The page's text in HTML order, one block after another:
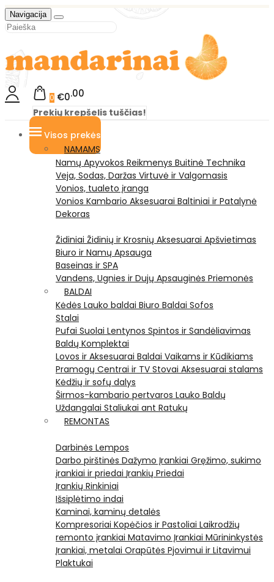
Navigacija
0 €0 00
Prekių krepšelis tuščias!
Visos prekės
NAMAMS
Namų Apyvokos Reikmenys Buitinė Technika
Veja, Sodas, Daržas Virtuvė ir Valgomasis
Vonios, tualeto įranga
Vonios Kambario Aksesuarai Baltiniai ir Patalynė
Dekoras
Židiniai Židinių ir Krosnių Aksesuarai Apšvietimas
Biuro ir Namų Apsauga
Baseinas ir SPA
Vandens, Ugnies ir Dujų Apsauginės Priemonės
BALDAI
Kėdės Lauko baldai Biuro Baldai Sofos
Stalai
Pufai Suolai Lentynos Spintos ir Sandėliavimas
Baldų Komplektai
Lovos ir Aksesuarai Baldai Vaikams ir Kūdikiams
Pramogų Centrai ir TV Stovai Aksesuarai stalams
Kėdžių ir sofų dalys
Širmos-kambario pertvaros Lauko Baldų
Uždangalai Staliukai ant Ratukų
REMONTAS
Darbinės Lempos
Darbo pirštinės Dažymo Įrankiai Gręžimo, sukimo
įrankiai ir priedai Įrankių Priedai
Įrankių Rinkiniai
Išsiplėtimo indai
Kaminai, kaminų detalės
Kompresoriai Kopėčios ir Pastoliai Laikrodžių
remonto įrankiai Matavimo Įrankiai Mūrininkystės
Įrankiai, metalai Orapūtės Pjovimui ir Litavimui
Plaktukai